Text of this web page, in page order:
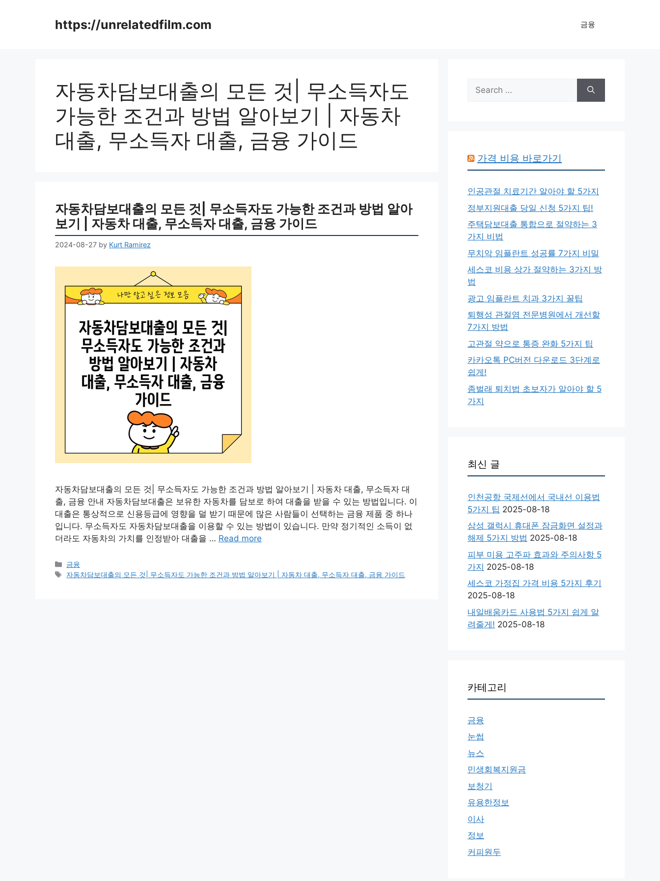
https://unrelatedfilm.com 금융
자동차담보대출의 모든 것| 무소득자도
가능한 조건과 방법 알아보기 | 자동차
대출, 무소득자 대출, 금융 가이드
자동차담보대출의 모든 것| 무소득자도 가능한 조건과 방법 알아
보기 | 자동차 대출, 무소득자 대출, 금융 가이드
2024-08-27 by Kurt Ramirez
자동차담보대출의 모든 것| 무소득자도 가능한 조건과 방법 알아보기 | 자동차 대출, 무소득자 대
출, 금융 안내 자동차담보대출은 보유한 자동차를 담보로 하여 대출을 받을 수 있는 방법입니다. 이
대출은 통상적으로 신용등급에 영향을 덜 받기 때문에 많은 사람들이 선택하는 금융 제품 중 하나
입니다. 무소득자도 자동차담보대출을 이용할 수 있는 방법이 있습니다. 만약 정기적인 소득이 없
더라도 자동차의 가치를 인정받아 대출을 … Read more
Categories
금융
Tags
자동차담보대출의 모든 것| 무소득자도 가능한 조건과 방법 알아보기 | 자동차 대출, 무소득자 대출, 금융 가이드
Search
for:
가격 비용 바로가기
인공관절 치료기간 알아야 할 5가지
정부지원대출 당일 신청 5가지 팁!
주택담보대출 통합으로 절약하는 3
가지 비법
무치악 임플란트 성공률 7가지 비밀
세스코 비용 상가 절약하는 3가지 방
법
광고 임플란트 치과 3가지 꿀팁
퇴행성 관절염 전문병원에서 개선할
7가지 방법
고관절 약으로 통증 완화 5가지 팁
카카오톡 PC버전 다운로드 3단계로
쉽게!
좀벌래 퇴치법 초보자가 알아야 할 5
가지
최신 글
인천공항 국제선에서 국내선 이용법
5가지 팁 2025-08-18
삼성 갤럭시 휴대폰 잠금화면 설정과
해제 5가지 방법 2025-08-18
피부 미용 고주파 효과와 주의사항 5
가지 2025-08-18
세스코 가정집 가격 비용 5가지 후기
2025-08-18
내일배움카드 사용법 5가지 쉽게 알
려줄게! 2025-08-18
카테고리
금융
눈썹
뉴스
민생회복지원금
보청기
유용한정보
이사
정보
커피원두